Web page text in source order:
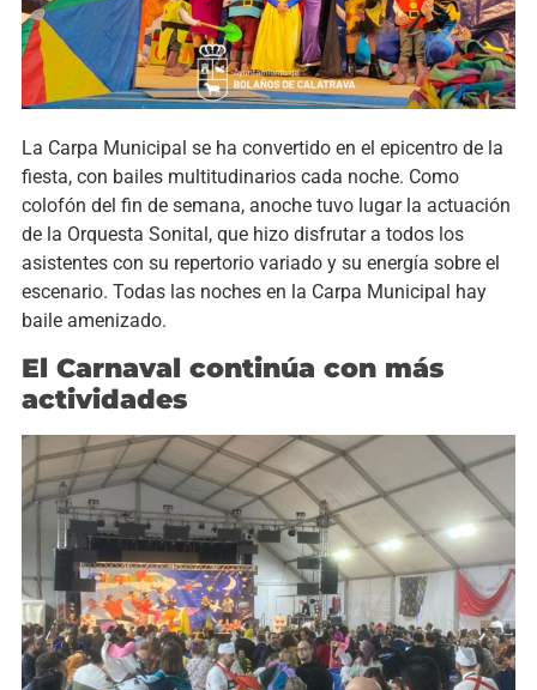
La Carpa Municipal se ha convertido en el epicentro de la
fiesta, con bailes multitudinarios cada noche. Como
colofón del fin de semana, anoche tuvo lugar la actuación
de la Orquesta Sonital, que hizo disfrutar a todos los
asistentes con su repertorio variado y su energía sobre el
escenario. Todas las noches en la Carpa Municipal hay
baile amenizado.
El Carnaval continúa con más
actividades